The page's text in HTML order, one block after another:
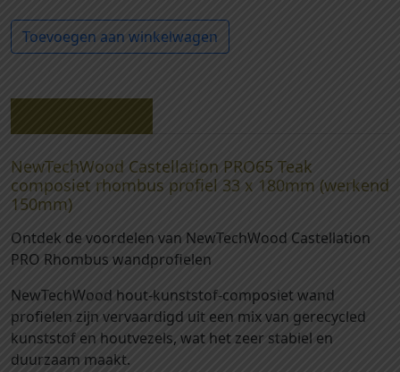
w
e
h
W
o
o
C
a
s
t
e
l
1
5
N
T
e
c
h
W
o
d
C
a
Toevoegen aan winkelwagen
NewTechWood Castellation PRO65 Teak
composiet rhombus profiel 33 x 180mm (werkend
150mm)
Ontdek de voordelen van NewTechWood Castellation
PRO Rhombus wandprofielen
NewTechWood hout-kunststof-composiet wand
profielen zijn vervaardigd uit een mix van gerecycled
kunststof en houtvezels, wat het zeer stabiel en
duurzaam maakt.